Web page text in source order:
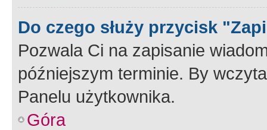
Do czego służy przycisk
Pozwala Ci na zapisanie
późniejszym terminie. By
Panelu użytkownika.
Góra